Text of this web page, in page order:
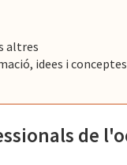
altres
idees i conceptes
de